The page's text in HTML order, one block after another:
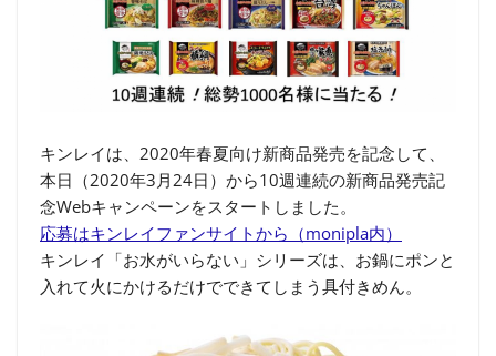
キンレイは、2020年春夏向け新商品発売を記念して、
本日（2020年3月24日）から10週連続の新商品発売記
念Webキャンペーンをスタートしました。
応募はキンレイファンサイトから（monipla内）
キンレイ「お水がいらない」シリーズは、お鍋にポンと
入れて火にかけるだけでできてしまう具付きめん。